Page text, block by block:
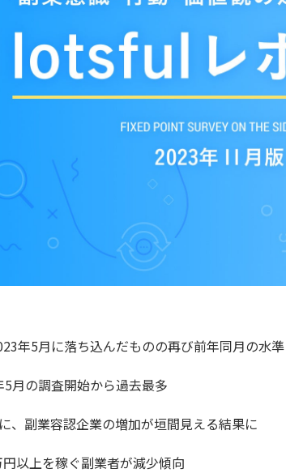
年5月に落ち込んだものの再び前年同月の水
月の調査開始から過去最多
、副業容認企業の増加が垣間見える結果に
以上を稼ぐ副業者が減少傾向